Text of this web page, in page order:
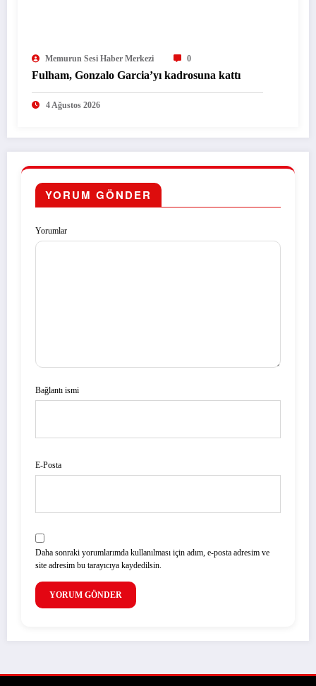
Memurun Sesi Haber Merkezi 0
Fulham, Gonzalo Garcia’yı kadrosuna kattı
4 Ağustos 2026
YORUM GÖNDER
Yorumlar
Bağlantı ismi
E-Posta
Daha sonraki yorumlarımda kullanılması için adım, e-posta adresim ve
site adresim bu tarayıcıya kaydedilsin.